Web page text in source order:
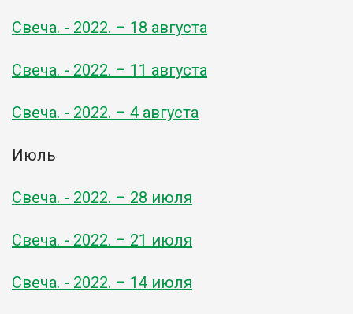
Свеча. - 2022. – 18 августа
Свеча. - 2022. – 11 августа
Свеча. - 2022. – 4 августа
Июль
Свеча. - 2022. – 28 июля
Свеча. - 2022. – 21 июля
Свеча. - 2022. – 14 июля